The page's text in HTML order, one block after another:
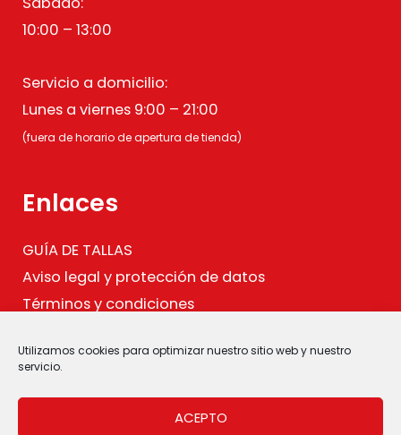
Utilizamos cookies para optimizar nuestro sitio web y nuestro
servicio.
ACEPTO
10:00 – 13:00
Servicio a domicilio:
Lunes a viernes 9:00 – 21:00
(fuera de horario de apertura de tienda)
Enlaces
GUÍA DE TALLAS
Aviso legal y protección de datos
Términos y condiciones
.